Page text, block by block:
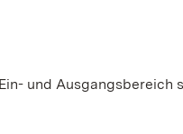
und Ausgangsbereich